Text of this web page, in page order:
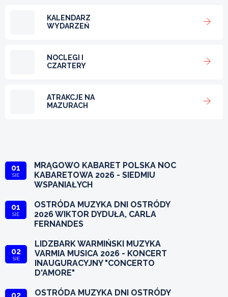
KALENDARZ
WYDARZEŃ
NOCLEGI I
CZARTERY
ATRAKCJE NA
MAZURACH
01
SIE
MRĄGOWO KABARET POLSKA NOC
KABARETOWA 2026 - SIEDMIU
WSPANIAŁYCH
01
SIE
OSTRÓDA MUZYKA DNI OSTRÓDY
2026 WIKTOR DYDUŁA, CARLA
FERNANDES
02
SIE
LIDZBARK WARMIŃSKI MUZYKA
VARMIA MUSICA 2026 - KONCERT
INAUGURACYJNY "CONCERTO
D'AMORE"
OSTRÓDA MUZYKA DNI OSTRÓDY